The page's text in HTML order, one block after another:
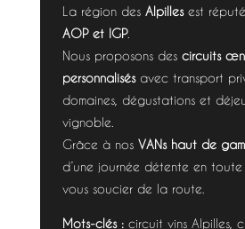
La région des Alpillesest
AOP et IGP.
Nous proposons des circuits
personnalisésavec transport
domaines, dégustations et
vignoble.
Grâce à nos VANs haut de
d’une journée détente en toute
vous soucier de la route.
Mots-clés :circuit vins Alpilles,